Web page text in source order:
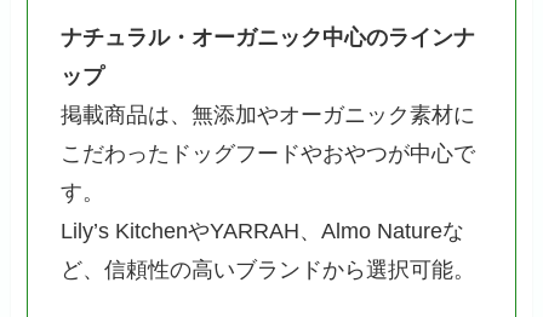
ナチュラル・オーガニック中心のラインナ
ップ
掲載商品は、無添加やオーガニック素材に
こだわったドッグフードやおやつが中心で
す。
Lily’s KitchenやYARRAH、Almo Natureな
ど、信頼性の高いブランドから選択可能。